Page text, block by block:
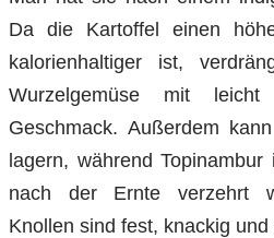
Da die Kartoffel einen
kalorienhaltiger ist,
Wurzelgemüse mit leicht
Geschmack. Außerdem
lagern, während
nach der Ernte verzehrt
Knollen sind fest, knackig